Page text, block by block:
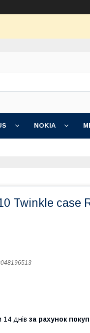
NOKIA
Twinkle case
14 днів за рахунок